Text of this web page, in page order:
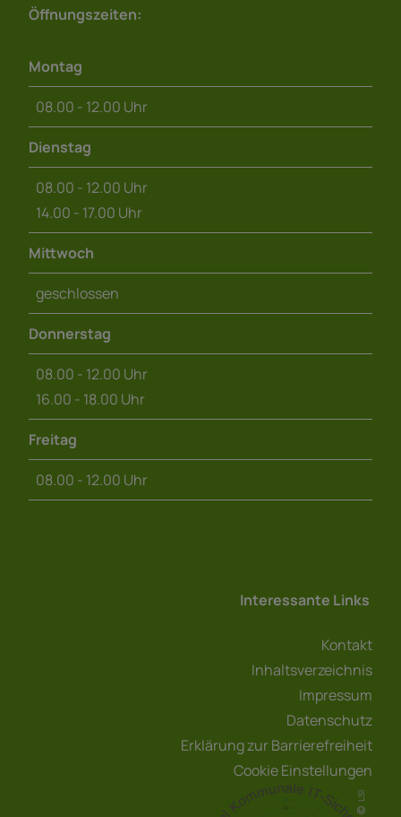
Öffnungszeiten:
Montag
08.00 - 12.00 Uhr
Dienstag
08.00 - 12.00 Uhr
14.00 - 17.00 Uhr
Mittwoch
geschlossen
Donnerstag
08.00 - 12.00 Uhr
16.00 - 18.00 Uhr
Freitag
08.00 - 12.00 Uhr
Interessante Links
Kontakt
Inhaltsverzeichnis
Impressum
Datenschutz
Erklärung zur Barrierefreiheit
Cookie Einstellungen
LSI